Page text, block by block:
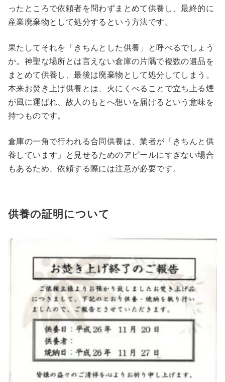
ったところで依頼者を問わずまとめて供養し、最終的に
産業廃棄物として処分するという方法です。
果たしてそれを「きちんとした供養」と呼べるでしょう
か。神聖な場所とは言えない倉庫の片隅で複数の遺品を
まとめて供養し、最後は廃棄物として処分してしまう。
本来お焚き上げ供養とは、火にくべることで立ち上る煙
が風に運ばれ、故人のもとへ想いを届けるという意味を
持つものです。
倉庫の一角で行われる合同供養は、業者が「きちんと供
養しています」と見せるためのアピールにすぎない場合
もあるため、依頼する際には注意が必要です。
供養の証明について